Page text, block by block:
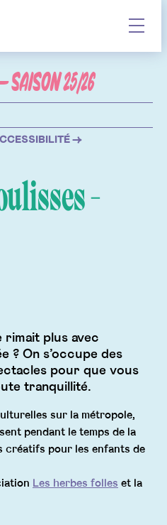
SAISON 25/26
→
-
rimait plus avec
? On s’occupe des
pour que vous
tranquillité.
sur la métropole,
pendant le temps de la
créatifs pour les enfants de
Les herbes folles et la